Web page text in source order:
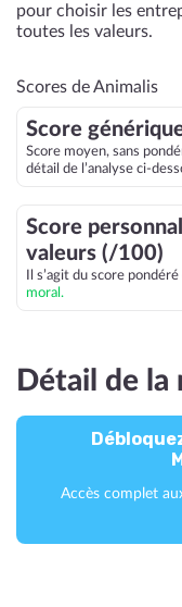
pour choisir les
toutes les valeurs.
Scores de Animalis
Score
Score moyen, sans
détail de l’analyse ci-
Score
valeurs (/100)
Il s’agit du score
moral.
Détail de la
Accès complet